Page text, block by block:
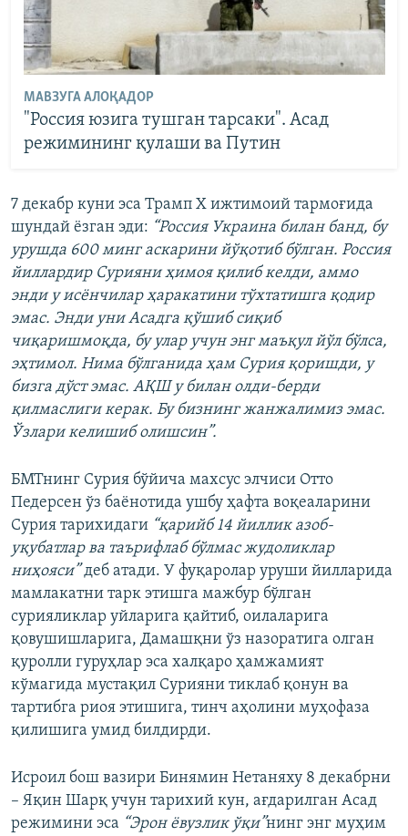
МАВЗУГА АЛОҚАДОР
"Россия юзига тушган тарсаки". Асад
режимининг қулаши ва Путин
7 декабр куни эса Трамп Х ижтимоий тармоғида
шундай ёзган эди: “Россия Украина билан банд, бу
урушда 600 минг аскарини йўқотиб бўлган. Россия
йиллардир Сурияни ҳимоя қилиб келди, аммо
энди у исёнчилар ҳаракатини тўхтатишга қодир
эмас. Энди уни Асадга қўшиб сиқиб
чиқаришмоқда, бу улар учун энг маъқул йўл бўлса,
эҳтимол. Нима бўлганида ҳам Сурия қоришди, у
бизга дўст эмас. АҚШ у билан олди-берди
қилмаслиги керак. Бу бизнинг жанжалимиз эмас.
Ўзлари келишиб олишсин”.
БМТнинг Сурия бўйича махсус элчиси Отто
Педерсен ўз баёнотида ушбу ҳафта воқеаларини
Сурия тарихидаги “қарийб 14 йиллик азоб-
уқубатлар ва таърифлаб бўлмас жудоликлар
ниҳояси”деб атади. У фуқаролар уруши йилларида
мамлакатни тарк этишга мажбур бўлган
сурияликлар уйларига қайтиб, оилаларига
қовушишларига, Дамашқни ўз назоратига олган
қуролли гуруҳлар эса халқаро ҳамжамият
кўмагида мустақил Сурияни тиклаб қонун ва
тартибга риоя этишига, тинч аҳолини муҳофаза
қилишига умид билдирди.
Исроил бош вазири Бинямин Нетаняху 8 декабрни
– Яқин Шарқ учун тарихий кун, ағдарилган Асад
режимини эса “Эрон ёвузлик ўқи”нинг энг муҳим